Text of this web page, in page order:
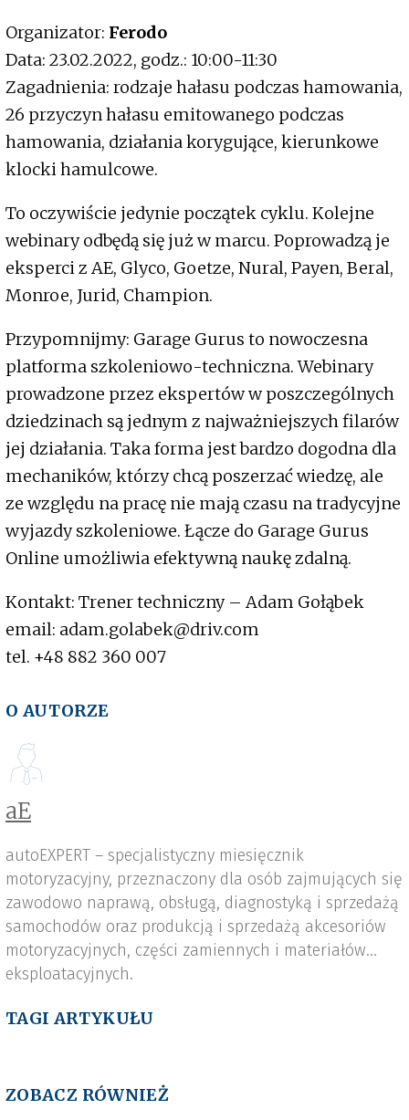
Organizator: Ferodo
Data: 23.02.2022, godz.: 10:00-11:30
Zagadnienia: rodzaje hałasu podczas hamowania,
26 przyczyn hałasu emitowanego podczas
hamowania, działania korygujące, kierunkowe
klocki hamulcowe.
To oczywiście jedynie początek cyklu. Kolejne
webinary odbędą się już w marcu. Poprowadzą je
eksperci z AE, Glyco, Goetze, Nural, Payen, Beral,
Monroe, Jurid, Champion.
Przypomnijmy: Garage Gurus to nowoczesna
platforma szkoleniowo-techniczna. Webinary
prowadzone przez ekspertów w poszczególnych
dziedzinach są jednym z najważniejszych filarów
jej działania. Taka forma jest bardzo dogodna dla
mechaników, którzy chcą poszerzać wiedzę, ale
ze względu na pracę nie mają czasu na tradycyjne
wyjazdy szkoleniowe. Łącze do Garage Gurus
Online umożliwia efektywną naukę zdalną.
Kontakt: Trener techniczny – Adam Gołąbek
email: adam.golabek@driv.com
tel. +48 882 360 007
O AUTORZE
aE
autoEXPERT – specjalistyczny miesięcznik
motoryzacyjny, przeznaczony dla osób zajmujących się
zawodowo naprawą, obsługą, diagnostyką i sprzedażą
samochodów oraz produkcją i sprzedażą akcesoriów
motoryzacyjnych, części zamiennych i materiałów
eksploatacyjnych.
TAGI ARTYKUŁU
ZOBACZ RÓWNIEŻ